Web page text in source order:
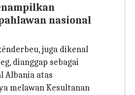
nasional
juga dikenal
dianggap sebagai
Albania atas
melawan Kesultanan